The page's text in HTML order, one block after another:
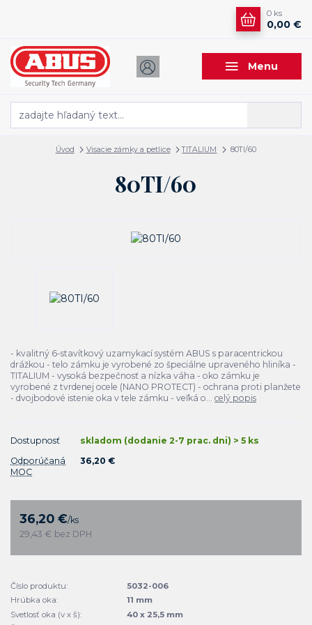
Menu
0 ks
0,00 €
Úvod Visacie zámky a petlice TITALIUM 80TI/60
80TI/60
- kvalitný 6-stavítkový uzamykací systém ABUS s paracentrickou
drážkou - telo zámku je vyrobené zo špeciálne upraveného hliníka -
TITALIUM - vysoká bezpečnosť a nízka váha - oko zámku je
vyrobené z tvrdenej ocele (NANO PROTECT) - ochrana proti planžete
- dvojbodové istenie oka v tele zámku - veľká o... celý popis
Dostupnosť
skladom (dodanie 2-7 prac. dni) > 5 ks
Odporúčaná
MOC
36,20 €
36,20 €/ks
29,43 € bez DPH
Číslo produktu:
5032-006
Hrúbka oka:
11 mm
Svetlosť oka (v x š):
40 x 25,5 mm